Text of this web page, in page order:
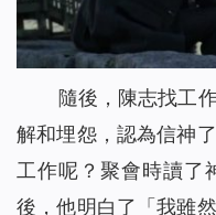
隨後，陳志找工
解和埋怨，認為信神
工作呢？聚會時讀了
後，他明白了「我雖